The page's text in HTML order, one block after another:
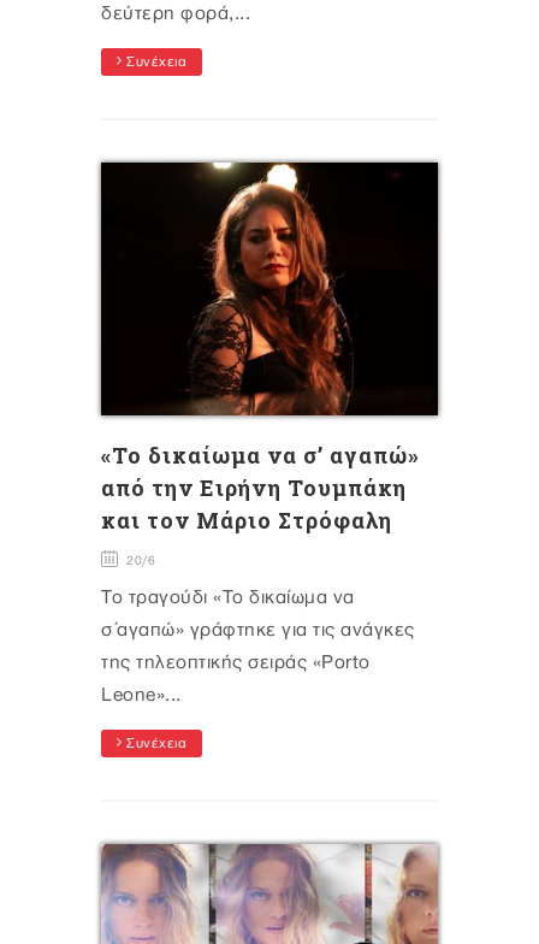
δεύτερη φορά,...
Συνέχεια
«Το δικαίωμα να σ’ αγαπώ»
από την Ειρήνη Τουμπάκη
και τον Μάριο Στρόφαλη
20/6
Το τραγούδι «Το δικαίωμα να
σ΄αγαπώ» γράφτηκε για τις ανάγκες
της τηλεοπτικής σειράς «Porto
Leone»...
Συνέχεια